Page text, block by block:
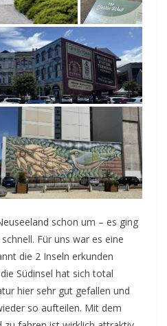
schon um – es ging
Für uns war es eine
die 2 Inseln erkunden
Südinsel hat sich total
hier sehr gut gefallen und
so aufteilen. Mit dem